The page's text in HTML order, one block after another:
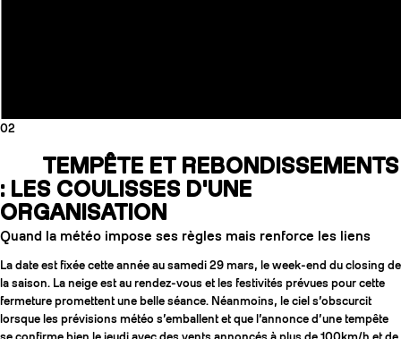
02
TEMPÊTE ET REBONDISSEMENTS
: LES COULISSES D'UNE
ORGANISATION
Quand la météo impose ses règles mais renforce les liens
La date est fixée cette année au samedi 29 mars, le week-end du closing de
la saison. La neige est au rendez-vous et les festivités prévues pour cette
fermeture promettent une belle séance. Néanmoins, le ciel s’obscurcit
lorsque les prévisions météo s’emballent et que l’annonce d’une tempête